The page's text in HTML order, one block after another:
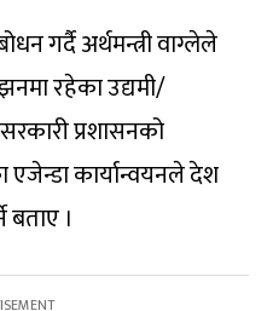
गर्दै अर्थमन्त्री वाग्लेले
रहेका उद्यमी/
प्रशासनको
कार्यान्वयनले देश
बताए ।